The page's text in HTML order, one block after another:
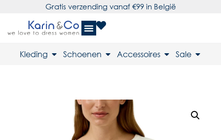
Gratis verzending vanaf €99 in België
Kleding Schoenen Accessoires Sale